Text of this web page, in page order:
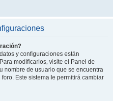
y configuraciones están
modificarlos, visite el Panel de
nombre de usuario que se encuentra
Este sistema le permitirá cambiar